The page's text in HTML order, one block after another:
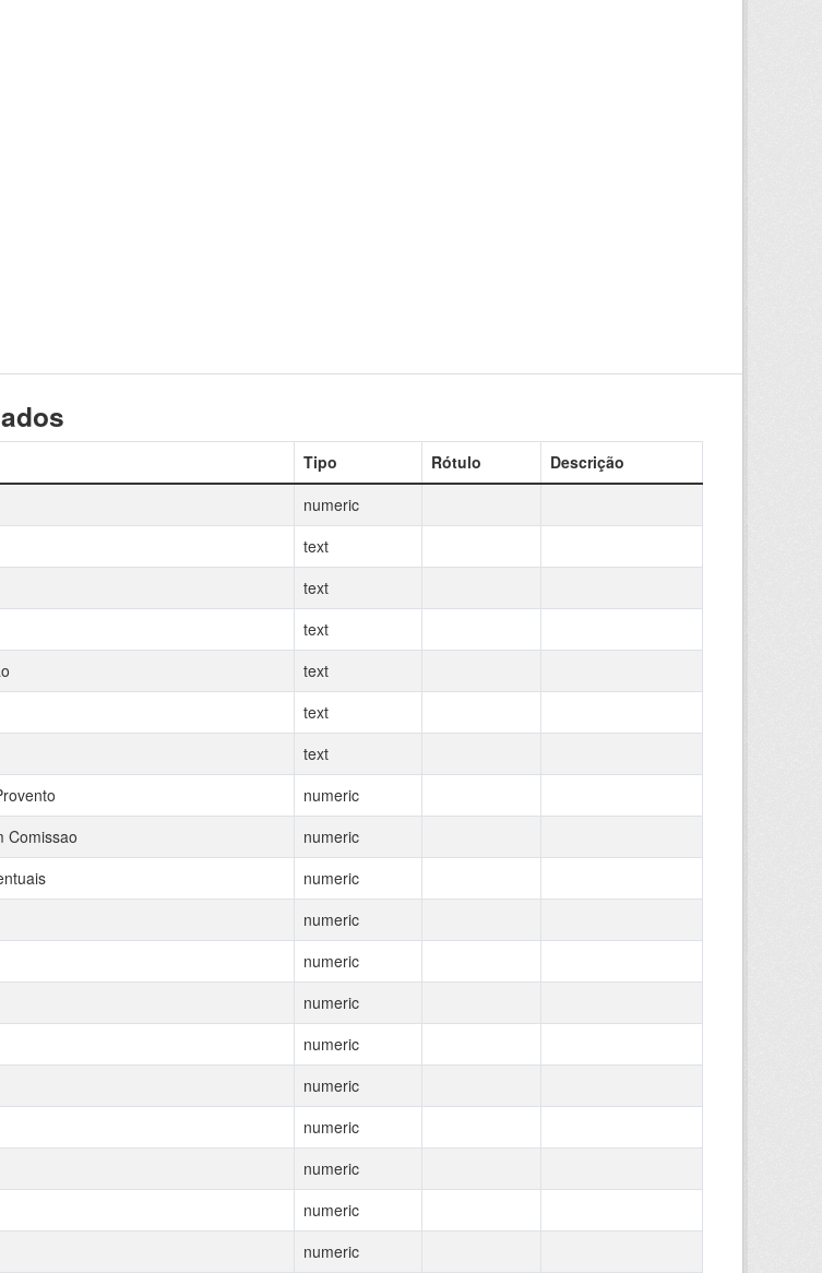
Tipo Rótulo
Descrição
numeric
text
text
text
text
text
text
numeric
Comissao
numeric
numeric
numeric
numeric
numeric
numeric
numeric
numeric
numeric
numeric
numeric